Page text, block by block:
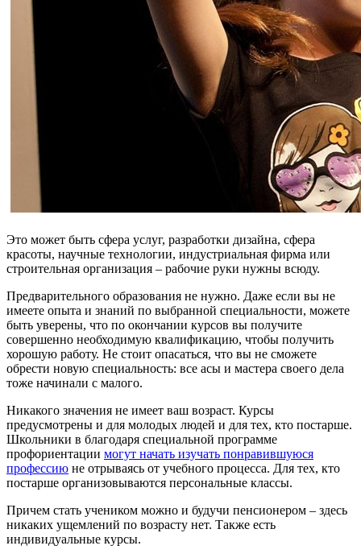
Это может быть сфера услуг, разработки дизайна, сфера
красоты, научные технологии, индустриальная фирма или
строительная организация – рабочие руки нужны всюду.
Предварительного образования не нужно. Даже если вы не
имеете опыта и знаний по выбранной специальности, можете
быть уверены, что по окончании курсов вы получите
совершенно необходимую квалификацию, чтобы получить
хорошую работу. Не стоит опасаться, что вы не сможете
обрести новую специальность: все асы и мастера своего дела
тоже начинали с малого.
Никакого значения не имеет ваш возраст. Курсы
предусмотрены и для молодых людей и для тех, кто постарше.
Школьники в благодаря специальной программе
профориентации могут начать изучать понравившуюся
профессию не отрываясь от учебного процесса. Для тех, кто
постарше организовываются персональные классы.
Причем стать учеником можно и будучи пенсионером – здесь
никаких ущемлений по возрасту нет. Также есть
индивидуальные курсы.